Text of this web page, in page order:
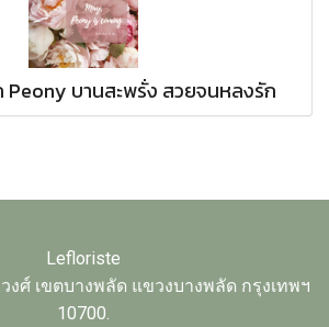
บานสะพรั่ง สวยจนหลงรัก
Lefloriste
ศ์ เขตบางพลัด แขวงบางพลัด กรุงเทพฯ
10700.